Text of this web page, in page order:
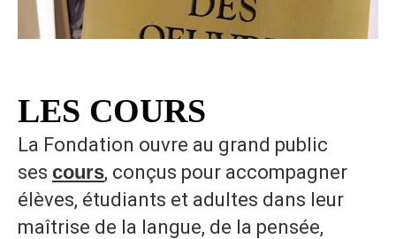
LES COURS
La Fondation ouvre au grand public
ses cours, conçus pour accompagner
élèves, étudiants et adultes dans leur
maîtrise de la langue, de la pensée,